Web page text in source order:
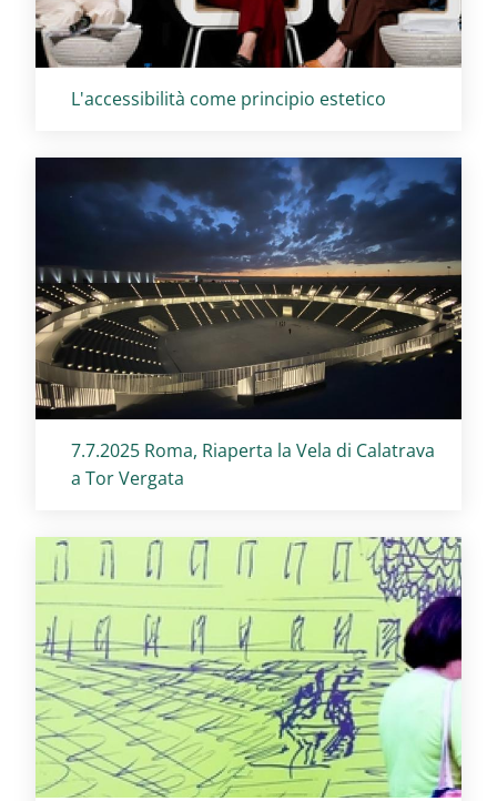
Titolo card:
L'accessibilità come principio estetico
Titolo card:
7.7.2025 Roma, Riaperta la Vela di Calatrava
a Tor Vergata